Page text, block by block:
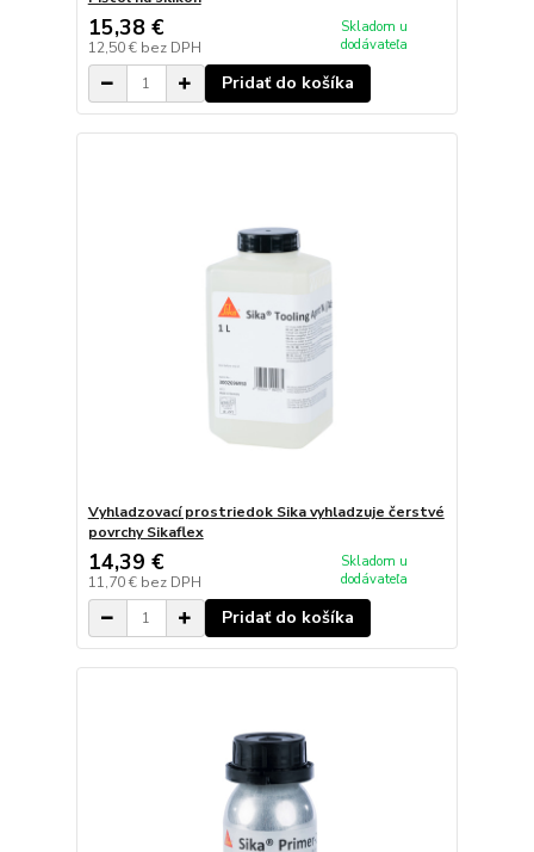
15,38 €
12,50 € bez DPH
Skladom u
dodávateľa
Pridať do košíka
Vyhladzovací prostriedok Sika vyhladzuje čerstvé
povrchy Sikaflex
14,39 €
11,70 € bez DPH
Skladom u
dodávateľa
Pridať do košíka